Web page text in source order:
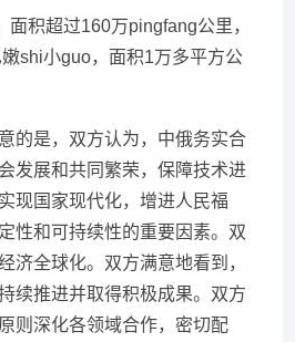
积超过160万pingfang公里，
shi小guo，面积1万多平方公
的是，双方认为，中俄务实合
发展和共同繁荣，保障技术进
现国家现代化，增进人民福
性和可持续性的重要因素。双
济全球化。双方满意地看到，
续推进并取得积极成果。双方
则深化各领域合作，密切配